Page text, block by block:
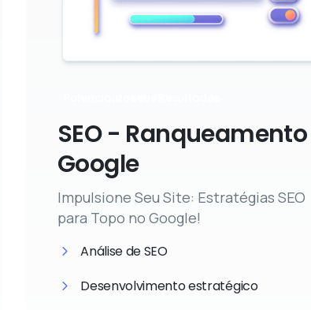
SEO - Ranqueamento
Google
Impulsione Seu Site: Estratégias SEO
para Topo no Google!
Análise de SEO
Desenvolvimento estratégico